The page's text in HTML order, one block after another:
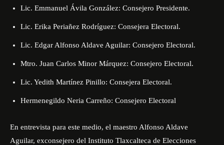
Lic. Emmanuel Ávila González: Consejero Presidente.
Lic. Erika Periañez Rodríguez: Consejera Electoral.
Lic. Edgar Alfonso Aldave Aguilar: Consejero Electoral.
Mtro. Juan Carlos Minor Márquez: Consejero Electoral.
Lic. Yedith Martínez Pinillo: Consejera Electoral.
Hermenegildo Neria Carreño: Consejero Electoral
En entrevista para este medio, el maestro Alfonso Aldave
Aguilar, exconsejero del Instituto Tlaxcalteca de Elecciones